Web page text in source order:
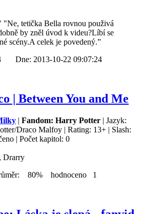
"Ne, tetička Bella rovnou použivá
by zněl úvod k videu?Líbí se
scény.A celek je povedený.”
Dne: 2013-10-22 09:07:24
| Between You and Me
| Fandom: Harry Potter | Jazyk:
Draco Malfoy | Rating: 13+ | Slash:
| Počet kapitol: 0
Drarry
80% hodnoceno 1